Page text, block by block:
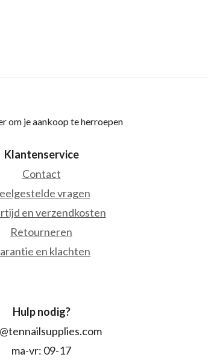
om je aankoop te herroepen
Klantenservice
Contact
vragen
en verzendkosten
Retourneren
en klachten
Hulp nodig?
ma-vr: 09-17